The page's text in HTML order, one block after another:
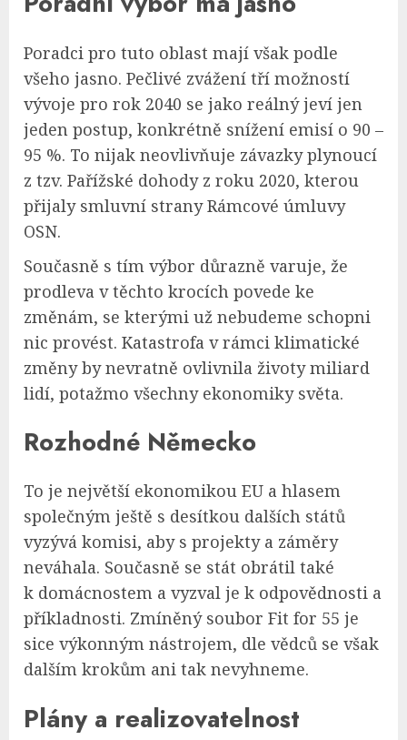
Poradci pro tuto oblast mají však podle
všeho jasno. Pečlivé zvážení tří možností
vývoje pro rok 2040 se jako reálný jeví jen
jeden postup, konkrétně snížení emisí o 90 –
95 %. To nijak neovlivňuje závazky plynoucí
z tzv. Pařížské dohody z roku 2020, kterou
přijaly smluvní strany Rámcové úmluvy
OSN.
Současně s tím výbor důrazně varuje, že
prodleva v těchto krocích povede ke
změnám, se kterými už nebudeme schopni
nic provést. Katastrofa v rámci klimatické
změny by nevratně ovlivnila životy miliard
lidí, potažmo všechny ekonomiky světa.
Rozhodné Německo
To je největší ekonomikou EU a hlasem
společným ještě s desítkou dalších států
vyzývá komisi, aby s projekty a záměry
neváhala. Současně se stát obrátil také
k domácnostem a vyzval je k odpovědnosti a
příkladnosti. Zmíněný soubor Fit for 55 je
sice výkonným nástrojem, dle vědců se však
dalším krokům ani tak nevyhneme.
Plány a realizovatelnost